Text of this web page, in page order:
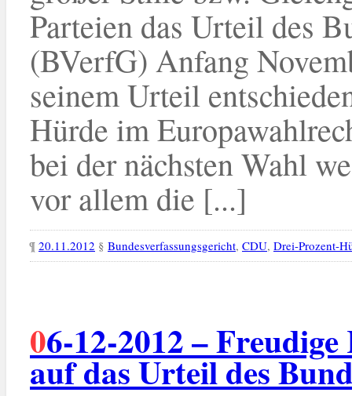
Parteien das Urteil des
(BVerfG) Anfang
seinem Urteil
Hürde im
bei der nächsten Wahl
vor allem die [...]
¶ 20.11.2012 § Bundesverfassungsgericht, CDU, Drei-Prozent-
06-12-2012 – Freudige Reaktionen der Kleinparteien
auf das Urteil des